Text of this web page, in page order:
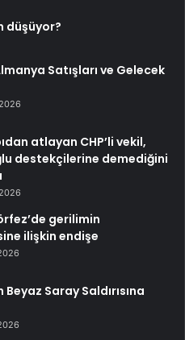
düşüyor?
Satışları ve Gelecek
atlayan CHP’li vekil,
destekçilerine demediğini
gerilimin
ilişkin endişe
Saray Saldırısına